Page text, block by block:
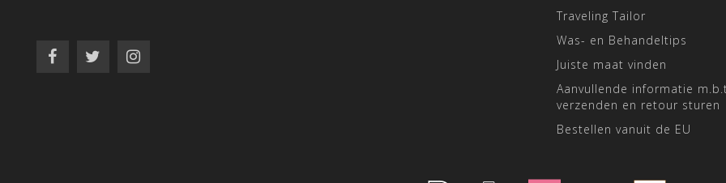
Traveling Tailor
Was- en Behandeltips
Juiste maat vinden
Aanvullende informatie
verzenden en retour sturen
Bestellen vanuit de EU